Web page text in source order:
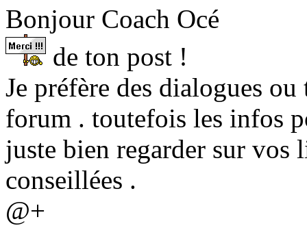
Bonjour Coach Océ
de ton post !
Je préfère des dialogues
forum . toutefois les infos
juste bien regarder sur vos
conseillées .
@+